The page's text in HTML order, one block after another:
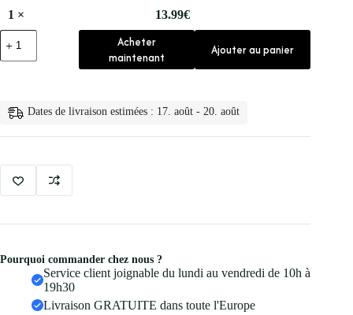
1 × 13.99€
quantité
de
🧴
Retinol
Acheter
maintenant
Ajouter au panier
Dates de livraison estimées : 17. août - 20. août
Pourquoi commander chez nous ?
Service client joignable du lundi au vendredi de 10h à
19h30
Livraison GRATUITE dans toute l'Europe